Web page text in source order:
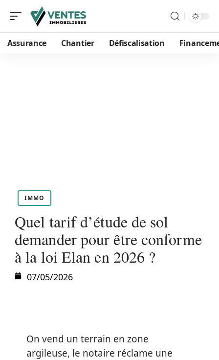
Assurance Chantier Défiscalisation
IMMO
Quel tarif d’étude de sol
demander pour être conforme
à la loi Elan en 2026 ?
07/05/2026
On vend un terrain en zone
argileuse, le notaire réclame une